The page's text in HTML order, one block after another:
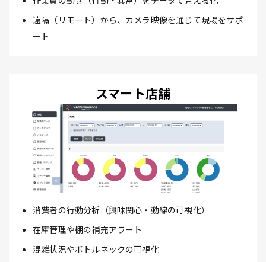
遠隔（リモート）から、カメラ映像を通じて現場をサポ
ート
スマート店舗
消費者の行動分析（興味関心・動線の可視化）
在庫管理や棚の補充アラート
混雑状況やボトルネックの可視化